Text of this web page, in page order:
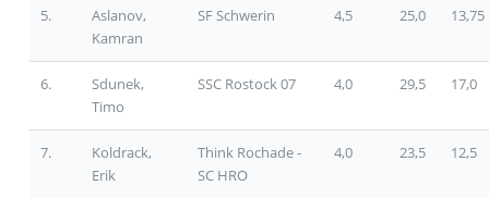
5.
Aslanov,
Kamran
SF Schwerin 4,5 25,0 13,75
6.
Sdunek,
Timo
SSC Rostock 07 4,0 29,5 17,0
7.
Koldrack,
Erik
Think Rochade -
SC HRO
4,0 23,5 12,5